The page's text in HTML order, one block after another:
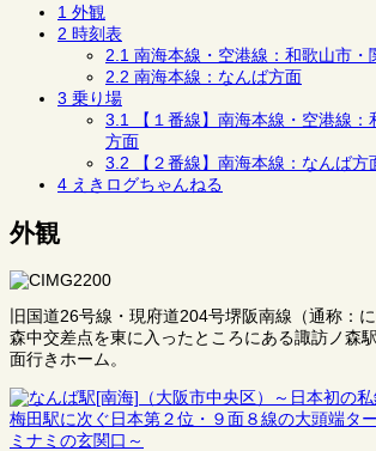
1 外観
2 時刻表
2.1 南海本線・空港線：和歌山市・
2.2 南海本線：なんば方面
3 乗り場
3.1
【１番線】南海本線・空港線
方面
3.2 【２番線】南海本線：なんば方
4 えきログちゃんねる
外観
旧国道26号線・現府道204号堺阪南線（通称：
森中交差点を東に入ったところにある諏訪ノ森
面行きホーム。